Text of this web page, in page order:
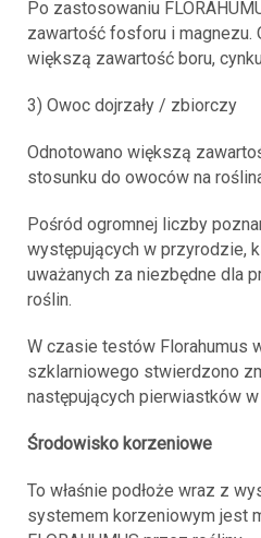
Po zastosowaniu
zawartość fosforu i magnezu.
większą zawartość boru,
3) Owoc dojrzały / zbiorczy
Odnotowano większą
stosunku do owoców na
Pośród ogromnej liczby
występujących w przyrodzie,
uważanych za niezbędne dla
roślin.
W czasie testów Florahumus
szklarniowego stwierdzono
następujących pierwiastków w
Środowisko korzeniowe
To właśnie podłoże wraz z
systemem korzeniowym jest